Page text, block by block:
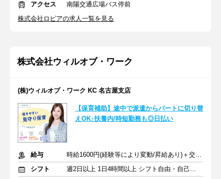
アクセス
南陽交通広場バス停前
株式会社ロピアの求人一覧を見る
株式会社ウィルオブ・ワーク
(株)ウィルオブ・ワーク KC 名古屋支店
【保育補助】途中で派遣からパートに切り替
えOK♪扶養内/時短勤務も◎日払い
給与
時給1600円(経験等により変動/昇給あり)＋交通費全額支給
シフト
週2日以上 1日4時間以上 シフト自由・自己申告